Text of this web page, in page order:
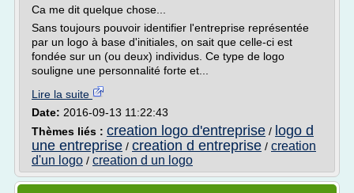
Ca me dit quelque chose...
Sans toujours pouvoir identifier l'entreprise représentée
par un logo à base d'initiales, on sait que celle-ci est
fondée sur un (ou deux) individus. Ce type de logo
souligne une personnalité forte et...
Lire la suite
Date: 2016-09-13 11:22:43
Thèmes liés : creation logo d'entreprise / logo d
une entreprise / creation d entreprise / creation
d'un logo / creation d un logo